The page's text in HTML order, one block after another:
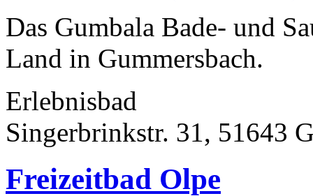
Das Gumbala Bade- und
Land in Gummersbach.
Erlebnisbad
Singerbrinkstr. 31, 51643
Freizeitbad Olpe